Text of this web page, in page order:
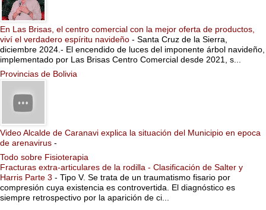
En Las Brisas, el centro comercial con la mejor oferta de productos,
viví el verdadero espíritu navideño - Santa Cruz de la Sierra,
diciembre 2024.- El encendido de luces del imponente árbol navideño,
implementado por Las Brisas Centro Comercial desde 2021, s...
Provincias de Bolivia
Video Alcalde de Caranavi explica la situación del Municipio en epoca
de arenavirus -
Todo sobre Fisioterapia
Fracturas extra-articulares de la rodilla - Clasificación de Salter y
Harris Parte 3 - Tipo V. Se trata de un traumatismo fisario por
compresión cuya existencia es controvertida. El diagnóstico es
siempre retrospectivo por la aparición de ci...